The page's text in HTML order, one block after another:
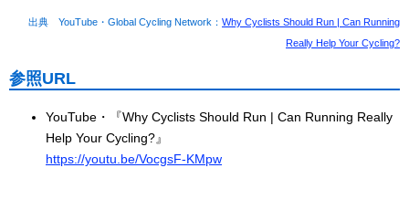
出典 YouTube・Global Cycling Network： Why Cyclists Should Run | Can Running
Really Help Your Cycling?
参照URL
YouTube・『Why Cyclists Should Run | Can Running Really
Help Your Cycling?』
https://youtu.be/VocgsF-KMpw